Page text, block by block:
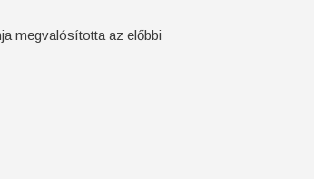
megvalósította az előbbi